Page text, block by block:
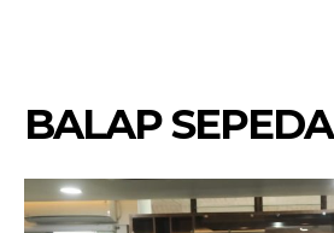
BALAP SEPEDA